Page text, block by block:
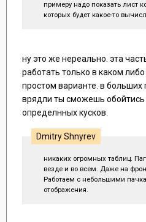
примеру надо показать лист
которых будет какое-то
ну это же нереально. эта
работать только в каком
простом варианте. в больших
врядли ты сможешь обойтись
определнных кусков.
Dmitry Shnyrev
никаких огромных таблиц.
везде и во всем. Даже на
Работаем с небольшими
отображения.